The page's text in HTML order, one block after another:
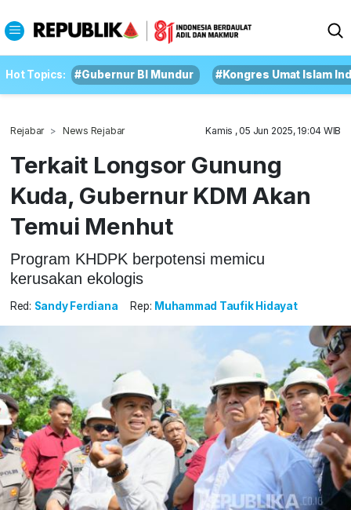
Hot Topics: #Gubernur BI Mundur #Kongres Umat Islam
Rejabar News Rejabar Kamis , 05 Jun 2025, 19:04 WIB
Terkait Longsor Gunung
Kuda, Gubernur KDM Akan
Temui Menhut
Program KHDPK berpotensi memicu
kerusakan ekologis
Red: Sandy Ferdiana Rep: Muhammad Taufik Hidayat